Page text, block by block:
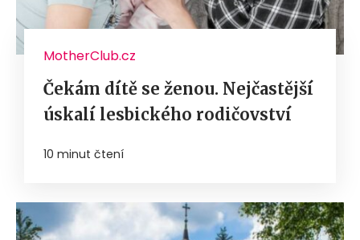
MotherClub.cz
Čekám dítě se ženou. Nejčastější
úskalí lesbického rodičovství
10 minut čtení